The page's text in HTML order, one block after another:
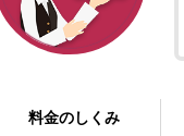
料金のしくみ